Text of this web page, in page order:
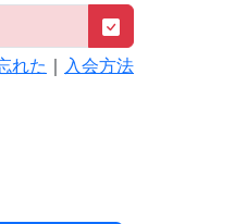
れた ｜ 入会方法